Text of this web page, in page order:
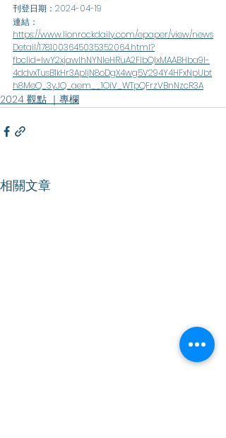
刊登日期：2024-04-19
連結：
https://www.lionrockdaily.com/epaper/view/news
Detail/1781003645035352064.html?
fbclid=IwY2xjawIhNYNleHRuA2FlbQIxMAABHba9I-
4ddvxTusB1kHr3ApljN8oDgX4wg5V294Y4HFxNpUbt
h8MeQ_3yJQ_aem__1OiV_WTpQFrzVBnNzcR3A
2024 觀點 ｜專欄
相關文章